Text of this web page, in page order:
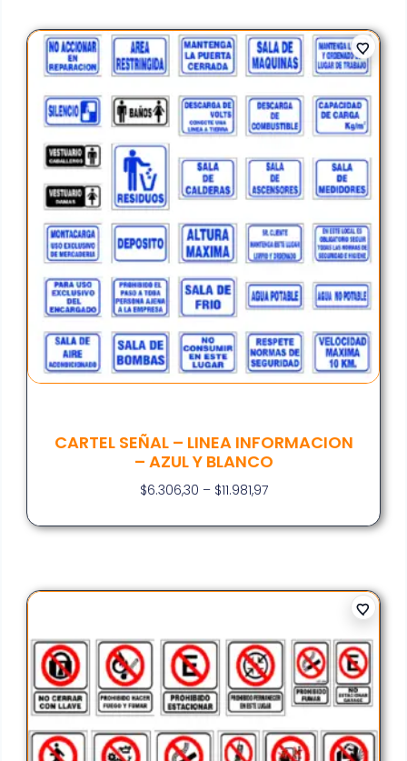
CARTEL SEÑAL – LINEA INFORMACION
– AZUL Y BLANCO
$6.306,30 – $11.981,97